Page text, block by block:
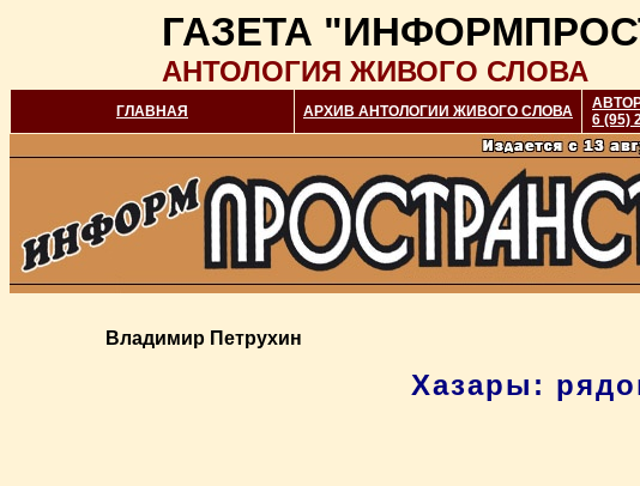
ГАЗЕТА
АНТОЛОГИЯ ЖИВОГО СЛОВА
ГЛАВНАЯ АРХИВ АНТОЛОГИИ ЖИВОГО СЛОВА
6 (95)
Владимир Петрухин
Хазары: